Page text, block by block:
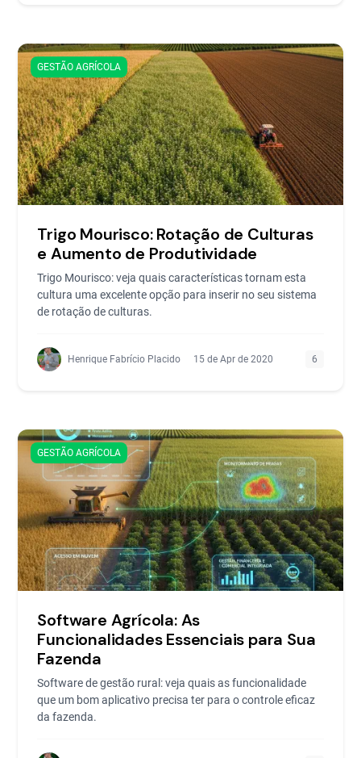
GESTÃO AGRÍCOLA
Trigo Mourisco: Rotação de Culturas
e Aumento de Produtividade
Trigo Mourisco: veja quais características tornam esta
cultura uma excelente opção para inserir no seu sistema
de rotação de culturas.
Henrique Fabrício Placido 15 de Apr de 2020 6
GESTÃO AGRÍCOLA
Software Agrícola: As
Funcionalidades Essenciais para Sua
Fazenda
Software de gestão rural: veja quais as funcionalidade
que um bom aplicativo precisa ter para o controle eficaz
da fazenda.